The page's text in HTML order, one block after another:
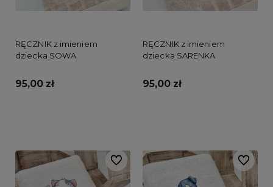
RĘCZNIK z imieniem
dziecka SOWA
95,00 zł
RĘCZNIK z imieniem
dziecka SARENKA
95,00 zł
Do ulubionych Do